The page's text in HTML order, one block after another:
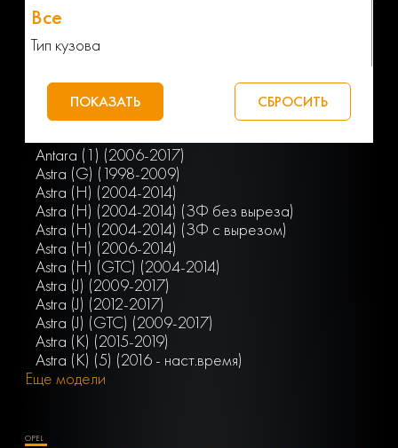
Тип кузова
Antara (1) (2006-2017)
Astra (G) (1998-2009)
Astra (H) (2004-2014)
Astra (H) (2004-2014) (ЗФ без выреза)
Astra (H) (2004-2014) (ЗФ с вырезом)
Astra (H) (2006-2014)
Astra (H) (GTC) (2004-2014)
Astra (J) (2009-2017)
Astra (J) (2012-2017)
Astra (J) (GTC) (2009-2017)
Astra (K) (2015-2019)
Astra (K) (5) (2016 - наст.время)
Еще модели
OPEL